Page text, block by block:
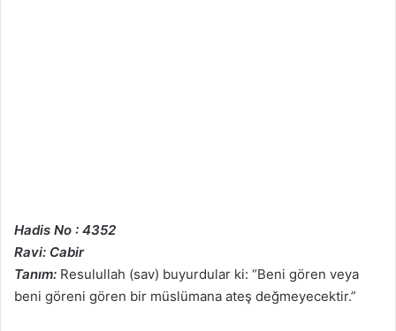
Hadis No : 4352
Ravi: Cabir
Tanım: Resulullah (sav) buyurdular ki: “Beni gören veya
beni göreni gören bir müslümana ateş değmeyecektir.”